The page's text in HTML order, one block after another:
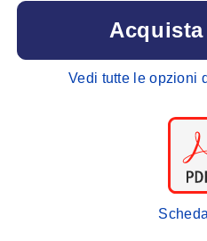
Vedi tutte le opzioni